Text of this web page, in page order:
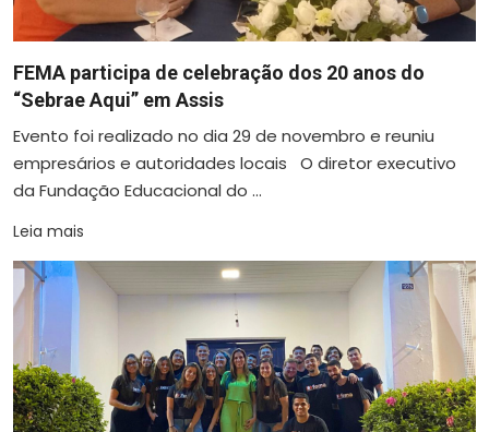
FEMA participa de celebração dos 20 anos do
“Sebrae Aqui” em Assis
Evento foi realizado no dia 29 de novembro e reuniu
empresários e autoridades locais O diretor executivo
da Fundação Educacional do ...
Leia mais